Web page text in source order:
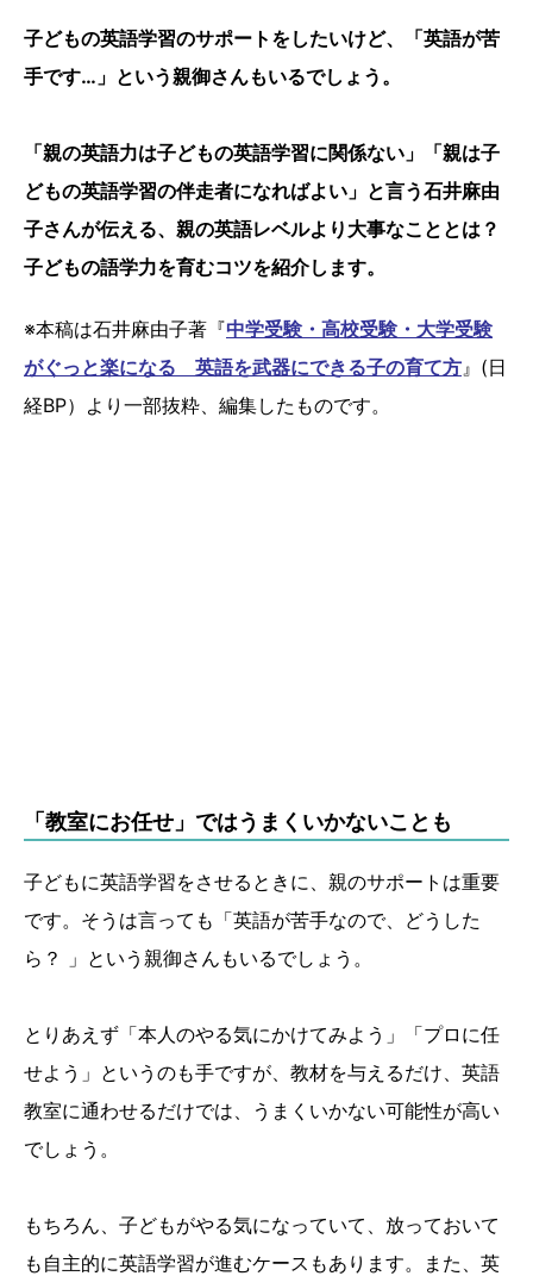
子どもの英語学習のサポートをしたいけど、「英語が苦
手です…」という親御さんもいるでしょう。
「親の英語力は子どもの英語学習に関係ない」「親は子
どもの英語学習の伴走者になればよい」と言う石井麻由
子さんが伝える、親の英語レベルより大事なこととは？
子どもの語学力を育むコツを紹介します。
※本稿は石井麻由子著『中学受験・高校受験・大学受験
がぐっと楽になる 英語を武器にできる子の育て方 』(日
経BP）より一部抜粋、編集したものです。
「教室にお任せ」ではうまくいかないことも
子どもに英語学習をさせるときに、親のサポートは重要
です。そうは言っても「英語が苦手なので、どうした
ら？ 」という親御さんもいるでしょう。
とりあえず「本人のやる気にかけてみよう」「プロに任
せよう」というのも手ですが、教材を与えるだけ、英語
教室に通わせるだけでは、うまくいかない可能性が高い
でしょう。
もちろん、子どもがやる気になっていて、放っておいて
も自主的に英語学習が進むケースもあります。また、英